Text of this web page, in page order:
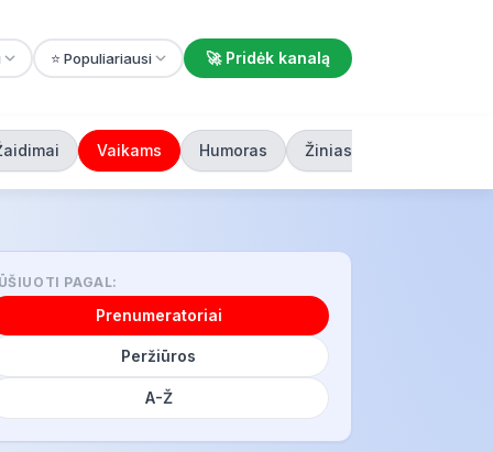
⭐ Populiariausi 🚀 Pridėk kanalą
Vaikams Humoras Žiniasklaida
PAGAL:
Prenumeratoriai
Peržiūros
A-Ž